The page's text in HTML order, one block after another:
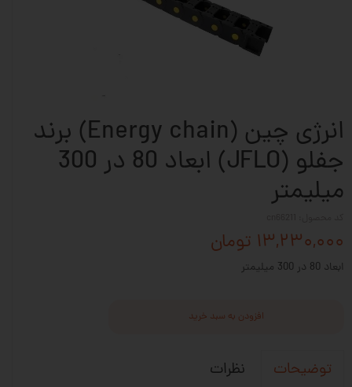
انرژی چین (Energy chain) برند
جفلو (JFLO) ابعاد 80 در 300
میلیمتر
۱۳,۲۳۰,۰۰۰ تومان
ابعاد 80 در 300 میلیمتر
افزودن به سبد خرید
توضیحات نظرات